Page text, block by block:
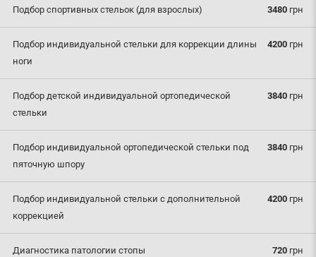
3480 грн
Подбор спортивных стельок (для взрослых)
4200 грн
Подбор индивидуальной стельки для коррекции длины
ноги
3840 грн
Подбор детской индивидуальной ортопедической
стельки
3840 грн
Подбор индивидуальной ортопедической стельки под
пяточную шпору
4200 грн
Подбор индивидуальной стельки с дополнительной
коррекцией
720 грн
Диагностика патологии стопы